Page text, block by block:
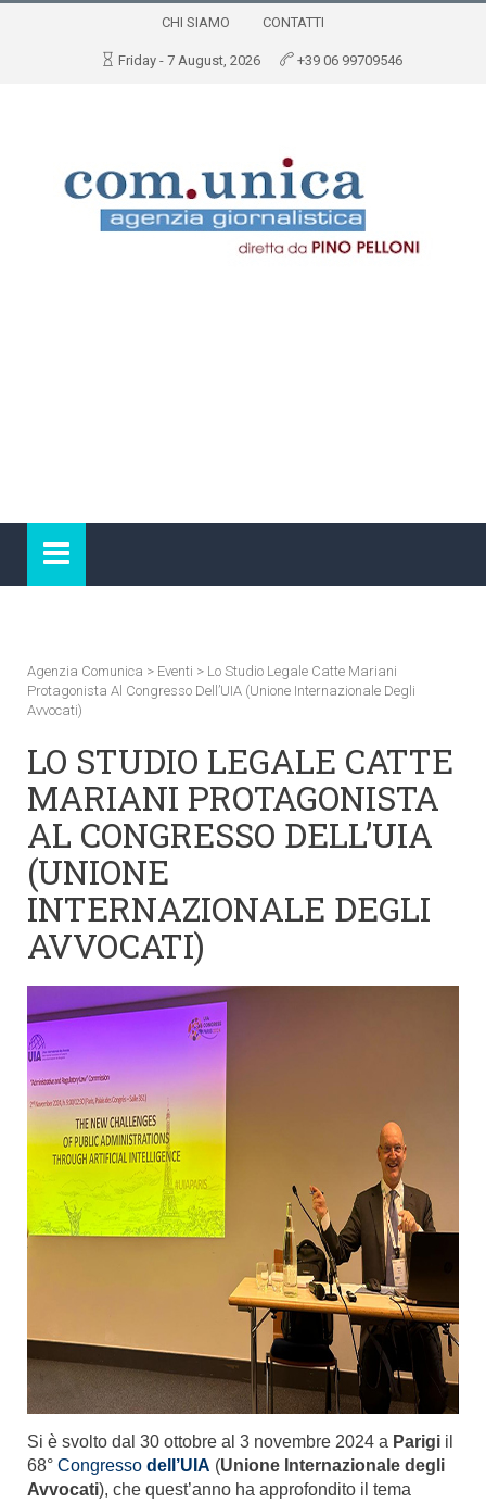
CHI SIAMO CONTATTI
Friday - 7 August, 2026 +39 06 99709546
Agenzia Comunica > Eventi > Lo Studio Legale Catte Mariani
Protagonista Al Congresso Dell’UIA (Unione Internazionale Degli
Avvocati)
LO STUDIO LEGALE CATTE
MARIANI PROTAGONISTA
AL CONGRESSO DELL’UIA
(UNIONE
INTERNAZIONALE DEGLI
AVVOCATI)
Si è svolto dal 30 ottobre al 3 novembre 2024 a Parigi il
68° Congresso dell’UIA (Unione Internazionale degli
Avvocati), che quest’anno ha approfondito il tema